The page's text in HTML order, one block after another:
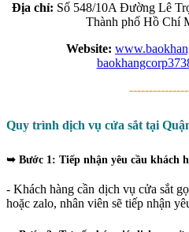
Địa chỉ: Số 548/10A Đường Lê
Thành phố Hồ Chí
Website:
Quy trình dịch vụ cửa sắt tại
➥ Bước 1: Tiếp nhận yêu cầu khách
- Khách hàng cần dịch vụ cửa sắt
hoặc zalo, nhân viên sẽ tiếp nhận